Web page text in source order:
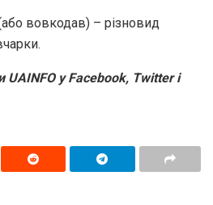
вовкодав) – різновид
UAINFO у Facebook, Twitter і